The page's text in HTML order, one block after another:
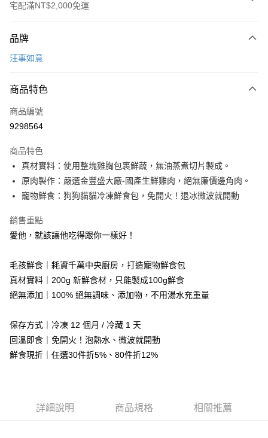
宅配滿NT$2,000免運
信用卡一次付款
3 期 0 利率 每期
合作金庫商業銀行
上海商業儲蓄銀行
臺灣中小企業銀行
匯豐（台灣）商業銀行
華泰商業銀行
聯邦商業銀行
遠東國際商業銀行
元大商業銀行
永豐商業銀行
台新國際商業銀行
台灣樂天信用卡公司
LINE Pay
Apple Pay
街口支付
Google Pay
全盈+PAY
大哥付你分期
相關說明
1.本服務由台灣大哥大提供，台灣大哥大用戶可立即使用無須另外申請。
2.付款方式選擇「大哥付你分期」，訂單成立後會自動跳轉到大哥付的交易
流程，驗證手機門號後，選擇欲分期的期數、繳款截止日，確認付款後即完
成交易。
3.實際核准額度、可分期數及費用金額請依後續交易確認頁面所載為準。
消。如遇「轉專審核」未通過狀況，表示未達大哥付你分期系統評分，恕無
法說明評估內容。
【繳款方式說明】
1.分期款項不併入電信帳單，「大哥付你分期」於每月結算日後寄送繳費提
【注意事項】
貨到付款
【7-11取貨】冷凍配送
每筆NT$160，滿NT$2,200(含以上)免運費
【黑貓宅配-離島】冷凍配送
品牌
汪事如意
商品特色
商品編號
9298564
商品特色
真材實料：使用整塊雞胸包裹鮮蔬，無油蒸煮切片製成。
原肉製作：嚴選金豐盛大廠-國產生鮮雞肉，絕無廉價邊角肉。
寵物鮮食：狗狗貓貓冷凍鮮食包，免開火！退冰微波就開動
銷售重點
愛他，就該讓他吃得跟你一樣好！
毛孩鮮食｜耗資千萬中央廚房，打造寵物鮮食包
真材實料｜200g 新鮮食材，只能製成100g鮮食
絕無添加｜100% 絕無調味、添加物，不用湯水充重量
保存方式｜冷凍 12 個月 / 冷藏 1 天
回溫即食｜免開火！泡熱水、微波就開動
鮮食現折｜任選30件折5%、80件折12%
詳細說明 商品規格 相關推薦